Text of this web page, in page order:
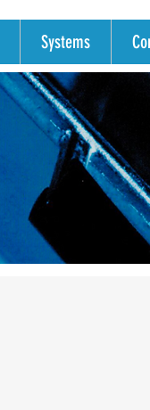
Systems